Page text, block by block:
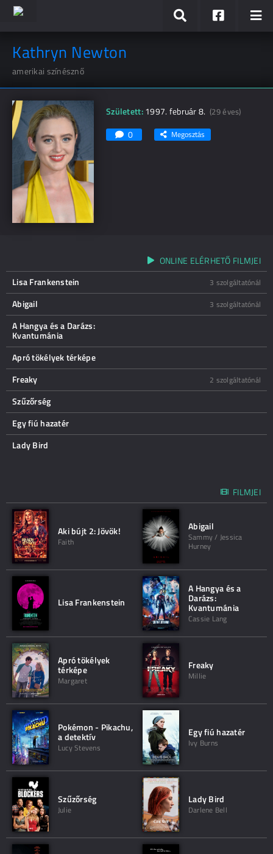
Kathryn Newton
amerikai színésznő
Született:1997. február 8.(29 éves)
0 Megosztás
ONLINE ELÉRHETŐ FILMJEI
Lisa Frankenstein
3 szolgáltatónál
Abigail 3 szolgáltatónál
A Hangya és a Darázs:
Kvantumánia
Apró tökélyek térképe
Freaky
2 szolgáltatónál
Szűzőrség
Egy fiú hazatér
Lady Bird
FILMJEI
Aki bújt 2: Jövök!
Faith
Abigail
Sammy / Jessica
Hurney
Lisa Frankenstein
A Hangya és a
Darázs:
Kvantumánia
Cassie Lang
Apró tökélyek
térképe
Margaret
Freaky
Millie
Pokémon - Pikachu,
a detektív
Lucy Stevens
Egy fiú hazatér
Ivy Burns
Szűzőrség
Julie
Lady Bird
Darlene Bell